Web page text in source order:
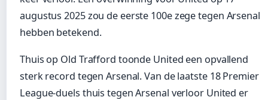
augustus 2025 zou de eerste 100e zege tegen Arsenal
hebben betekend.
Thuis op Old Trafford toonde United een opvallend
sterk record tegen Arsenal. Van de laatste 18 Premier
League-duels thuis tegen Arsenal verloor United er